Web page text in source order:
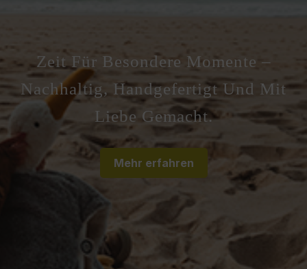
Zeit Für Besondere Momente –
Nachhaltig, Handgefertigt Und Mit
Liebe Gemacht.
Mehr erfahren